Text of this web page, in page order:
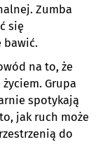
Zumba
się
bawić.
na to, że
Grupa
spotykają
jak ruch może
do